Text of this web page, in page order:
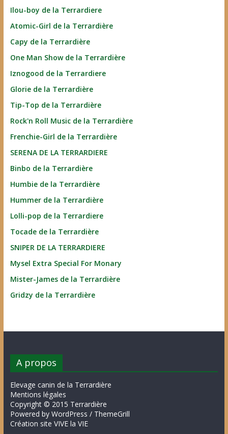
Ilou-boy de la Terrardiere
Atomic-Girl de la Terrardière
Capy de la Terrardière
One Man Show de la Terrardière
Iznogood de la Terrardiere
Glorie de la Terrardière
Tip-Top de la Terrardière
Rock'n Roll Music de la Terrardière
Frenchie-Girl de la Terrardière
SERENA DE LA TERRARDIERE
Binbo de la Terrardière
Humbie de la Terrardière
Hummer de la Terrardière
Lolli-pop de la Terrardiere
Tocade de la Terrardière
SNIPER DE LA TERRARDIERE
Mysel Extra Special For Monary
Mister-James de la Terrardière
Gridzy de la Terrardière
A propos
Elevage canin de la Terrardière
Mentions légales
Copyright © 2015 Terrardière
Powered by WordPress / ThemeGrill
Création site VIVE la VIE